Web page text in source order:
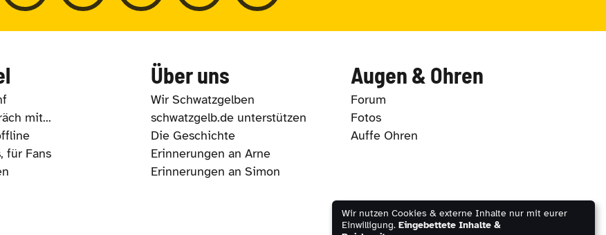
mit...
für Fans
Über uns
Wir Schwatzgelben
schwatzgelb.de unterstützen
Die Geschichte
Erinnerungen an Arne
Erinnerungen an Simon
Augen & Ohren
Forum
Fotos
Auffe Ohren
Wir nutzen Cookies & externe Inhalte nur mit eurer
Einwilligung. Eingebettete Inhalte &